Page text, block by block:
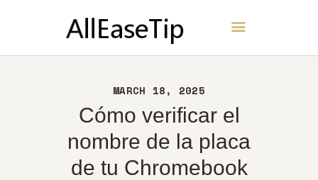
MARCH 18, 2025
Cómo verificar el
nombre de la placa
de tu Chromebook
AllEaseTip
ACERCA DE
CONTACTO
POLÍTICA
ESPAÑOL